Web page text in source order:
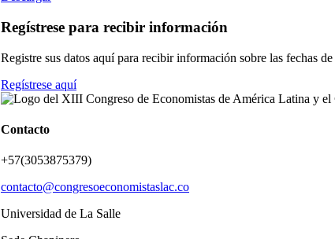
Regístrese para recibir información
Registre sus datos aquí para recibir información sobre las fechas
Regístrese aquí
Contacto
+57(3053875379)
contacto@congresoeconomistaslac.co
Universidad de La Salle